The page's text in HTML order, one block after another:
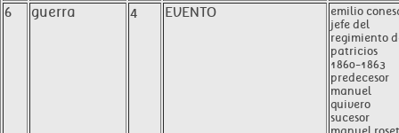
6 guerra 4 EVENTO
emilio
jefe del
regimiento
patricios
1860-1863
predecesor
manuel
quivero
sucesor